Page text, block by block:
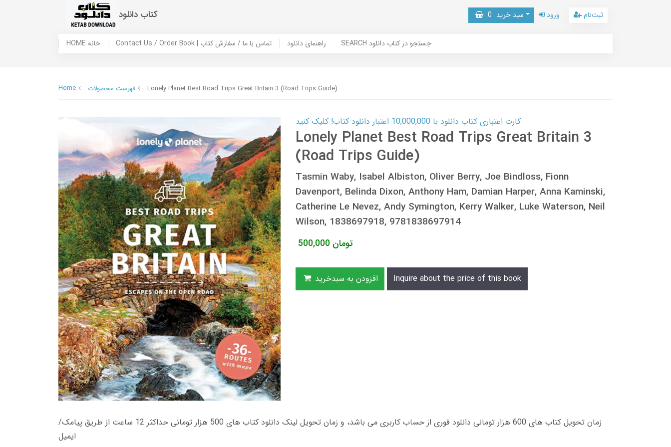
کتاب دانلود سبد خرید 0 ورود ثبت‌نام
HOME خانه Contact Us / Order Book | تماس با ما / سفارش کتاب راهنمای دانلود SEARCH جستجو در کتاب دانلود
Home فهرست محصولات Lonely Planet Best Road Trips Great Britain 3 (Road Trips Guide)
کارت اعتباری کتاب دانلود با 10,000,000 اعتبار دانلود کتاب! کلیک کنید
Lonely Planet Best Road Trips Great Britain 3
(Road Trips Guide)
Tasmin Waby, Isabel Albiston, Oliver Berry, Joe Bindloss, Fionn
Davenport, Belinda Dixon, Anthony Ham, Damian Harper, Anna Kaminski,
Catherine Le Nevez, Andy Symington, Kerry Walker, Luke Waterson, Neil
Wilson, 1838697918, 9781838697914
500,000 تومان
افزودن به سبدخرید Inquire about the price of this book
زمان تحویل کتاب های 600 هزار تومانی دانلود فوری از حساب کاربری می باشد، و زمان تحویل لینک دانلود کتاب های 500 هزار تومانی حداکثر 12 ساعت از طریق پیامک/
ایمیل